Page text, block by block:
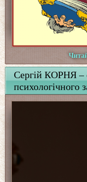
Сергій КОРНЯ –
психологічного